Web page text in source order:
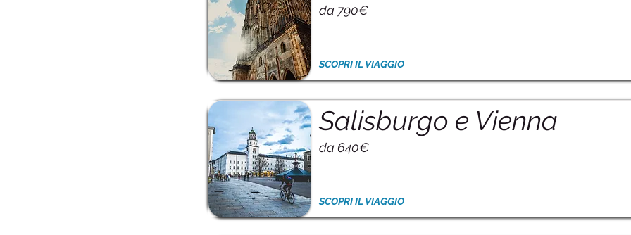
da 790€
SCOPRI IL VIAGGIO
Salisburgo e Vienna
da 640€
SCOPRI IL VIAGGIO